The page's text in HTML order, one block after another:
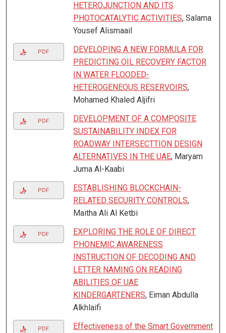
HETEROJUNCTION AND ITS
PHOTOCATALYTIC ACTIVITIES, Salama
Yousef Alismaail
PDF
DEVELOPING A NEW FORMULA FOR
PREDICTING OIL RECOVERY FACTOR
IN WATER FLOODED-
HETEROGENEOUS RESERVOIRS,
Mohamed Khaled Aljifri
PDF
DEVELOPMENT OF A COMPOSITE
SUSTAINABILITY INDEX FOR
ROADWAY INTERSECTTION DESIGN
ALTERNATIVES IN THE UAE, Maryam
Juma Al-Kaabi
PDF
ESTABLISHING BLOCKCHAIN-
RELATED SECURITY CONTROLS,
Maitha Ali Al Ketbi
PDF
EXPLORING THE ROLE OF DIRECT
PHONEMIC AWARENESS
INSTRUCTION OF DECODING AND
LETTER NAMING ON READING
ABILITIES OF UAE
KINDERGARTENERS, Eiman Abdulla
Alkhlaifi
PDF
Effectiveness of the Smart Government